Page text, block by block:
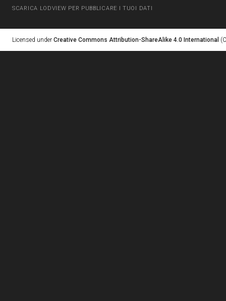
SCARICA LODVIEW PER PUBBLICARE I TUOI DATI
Licensed under Creative Commons Attribution-ShareAlike 4.0 International